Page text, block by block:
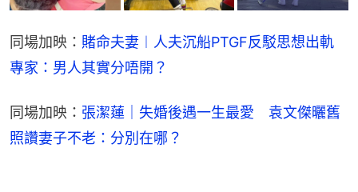
同場加映： 賭命夫妻︱人夫沉船PTGF反駁思想出軌
專家：男人其實分唔開？
同場加映： 張潔蓮｜失婚後遇一生最愛　袁文傑曬舊
照讚妻子不老：分別在哪？